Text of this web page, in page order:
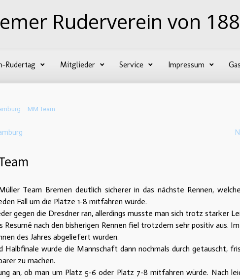
Ruderverein von
Rudertag Mitglieder Service Impressum
– MM Team
Team Bremen deutlich sicherer in das nächste Rennen,
Fall um die Plätze 1-8 mitfahren würde.
gegen die Dresdner ran, allerdings musste man sich trotz starker
Resumé nach den bisherigen Rennen fiel trotzdem sehr positiv aus.
des Jahres abgeliefert wurden.
Halbfinale wurde die Mannschaft dann nochmals durch getauscht,
zu machen.
an, ob man um Platz 5-6 oder Platz 7-8 mitfahren würde. Nach